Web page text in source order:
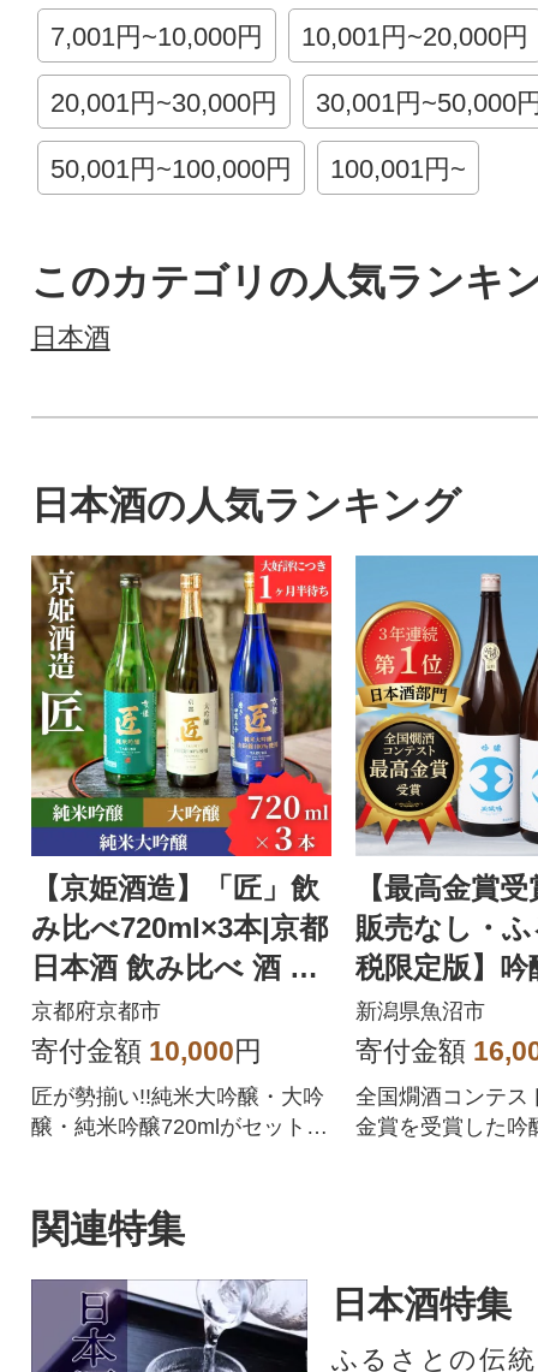
7,001円~10,000円 10,001円~20,000円
20,001円~30,000円 30,001円~50,000
50,001円~100,000円 100,001円~
このカテゴリの人気ランキ
日本酒
日本酒の人気ランキング
【京姫酒造】「匠」飲
み比べ720ml×3本|京都
日本酒 飲み比べ 酒 人
気セット おすすめ ギ
フト
京都府京都市
寄付金額 10,000円
匠が勢揃い!!純米大吟醸・大吟
醸・純米吟醸720mlがセット
醸 純米吟醸 の3本でこの寄付
額 圧倒的 人気 おすすめ 飲み
比べ 日本酒 セット 酒 お酒 日
本酒 お取り寄せ 通販 送料無料
ふるさと納税 ]
【最高金賞
販売なし・
税限定版】吟
1800mlの2本
新潟県魚沼市
寄付金額
全国燗酒コンテス
金賞を受賞した吟
関連特集
日本酒特集
ふるさとの伝